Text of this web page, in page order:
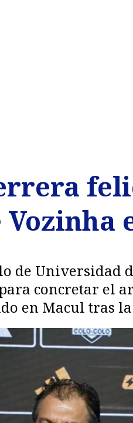
de Universidad
concretar el
en Macul tras